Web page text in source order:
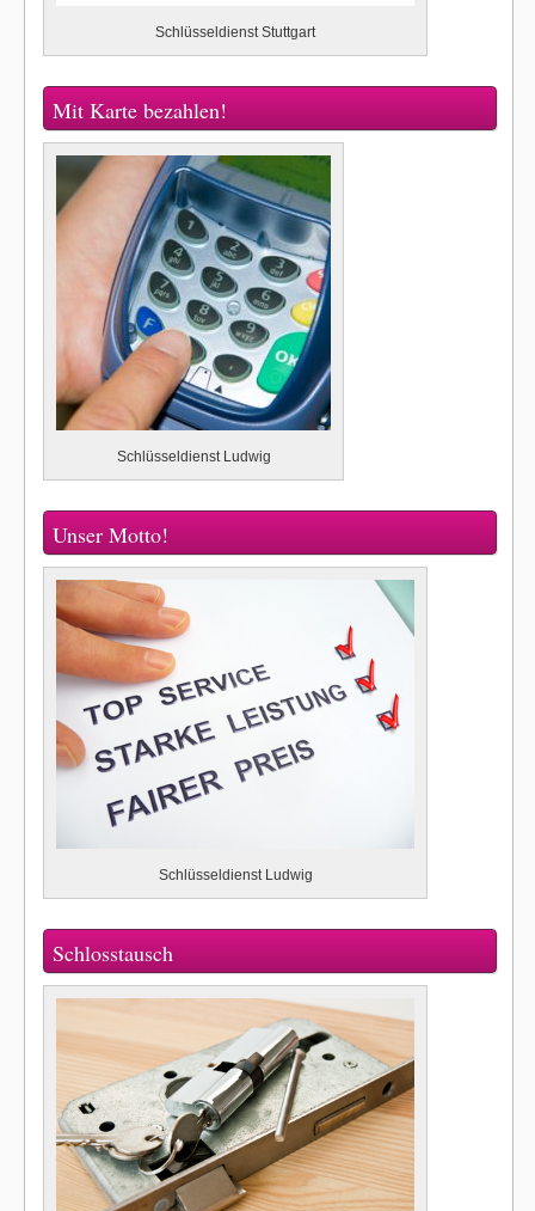
Schlüsseldienst Stuttgart
Mit Karte bezahlen!
Schlüsseldienst Ludwig
Unser Motto!
Schlüsseldienst Ludwig
Schlosstausch